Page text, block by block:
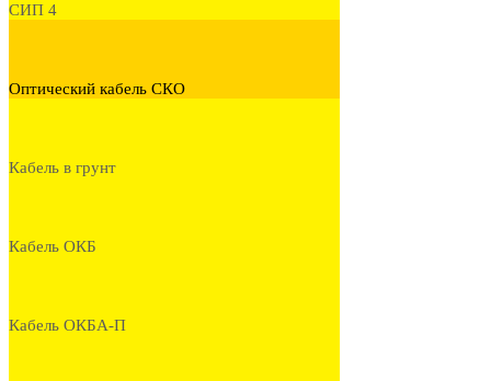
СИП 4
Оптический кабель СКО
Кабель в грунт
Кабель ОКБ
Кабель ОКБА-П